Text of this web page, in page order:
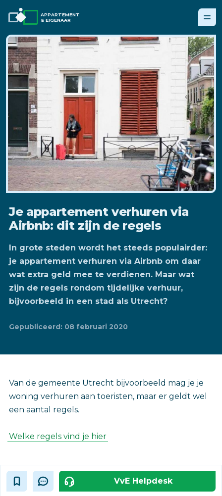
APPARTEMENT
& EIGENAAR
Je appartement verhuren via
Airbnb: dit zijn de regels
In grote steden wordt het steeds populairder:
je appartement verhuren via Airbnb om daar
wat extra geld mee te verdienen. Maar wat
zijn de regels rondom tijdelijke verhuur,
bijvoorbeeld in een stad als Utrecht?
Gepubliceerd: 08 februari 2020
Van de gemeente Utrecht bijvoorbeeld mag je je
woning verhuren aan toeristen, maar er geldt wel
een aantal regels.
Welke regels vind je hier
VvE Helpdesk